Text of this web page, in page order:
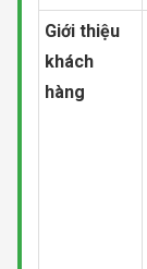
Giới thiệu
khách
hàng